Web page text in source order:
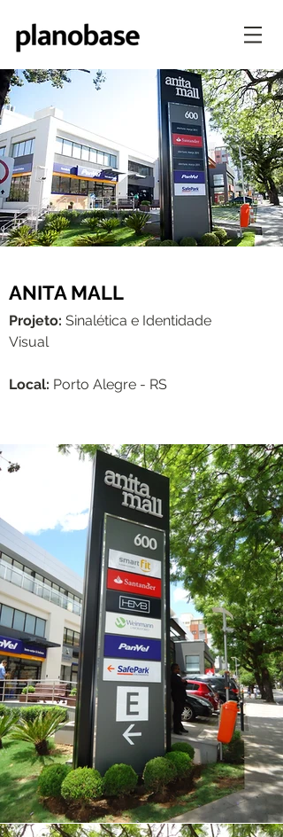
ANITA MALL
Projeto: Sinalética e Identidade
Visual
Local: Porto Alegre - RS